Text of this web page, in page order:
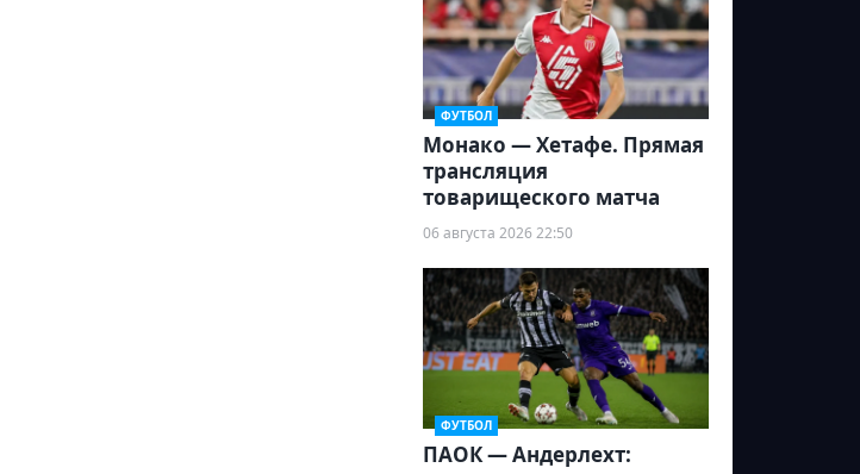
ФУТБОЛ
Монако — Хетафе. Прямая
трансляция
товарищеского матча
06 августа 2026 22:50
ФУТБОЛ
ПАОК — Андерлехт: